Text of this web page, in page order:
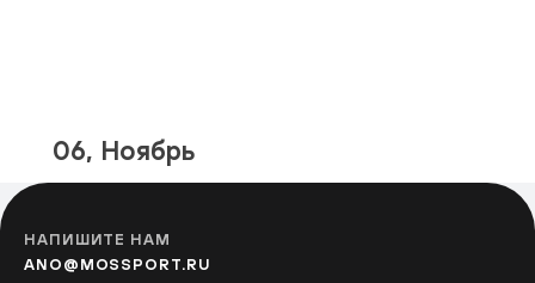
Фестивальная площадка «Теплый
Стан»
06, Ноябрь
НАПИШИТЕ НАМ
ANO@MOSSPORT.RU